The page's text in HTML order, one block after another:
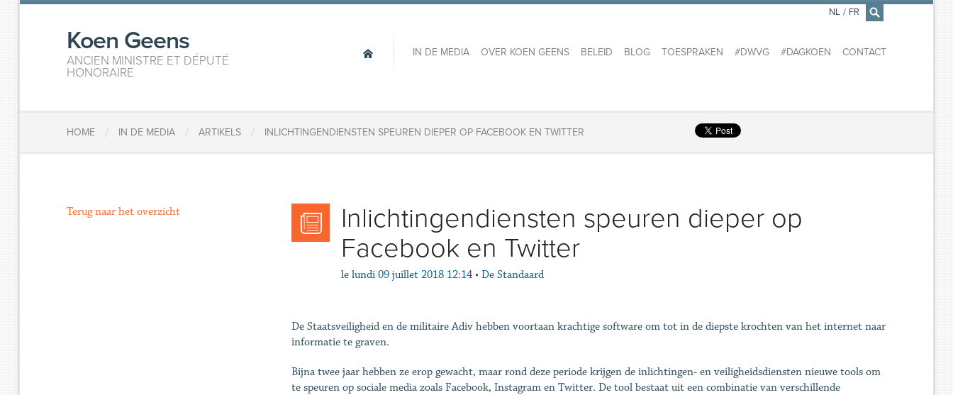
×
Koen Geens
ANCIEN MINISTRE ET DÉPUTÉ
HONORAIRE
IN DE MEDIA OVER KOEN GEENS BELEID BLOG TOESPRAKEN #DWVG #DAGKOEN CONTACT
NL / FR
HOME / IN DE MEDIA / ARTIKELS / INLICHTINGENDIENSTEN SPEUREN DIEPER OP FACEBOOK EN TWITTER
Inlichtingendiensten speuren dieper op
Facebook en Twitter
le lundi 09 juillet 2018 12:14 • De Standaard
De Staatsveiligheid en de militaire Adiv hebben voortaan krachtige software om tot in de diepste krochten van het internet naar
informatie te graven.
Bijna twee jaar hebben ze erop gewacht, maar rond deze ­periode krijgen de inlichtingen- en veiligheidsdiensten nieuwe tools om
te speuren op sociale media zoals Facebook, Instagram en Twitter. De tool bestaat uit een combinatie van verschillende
Terug naar het overzicht